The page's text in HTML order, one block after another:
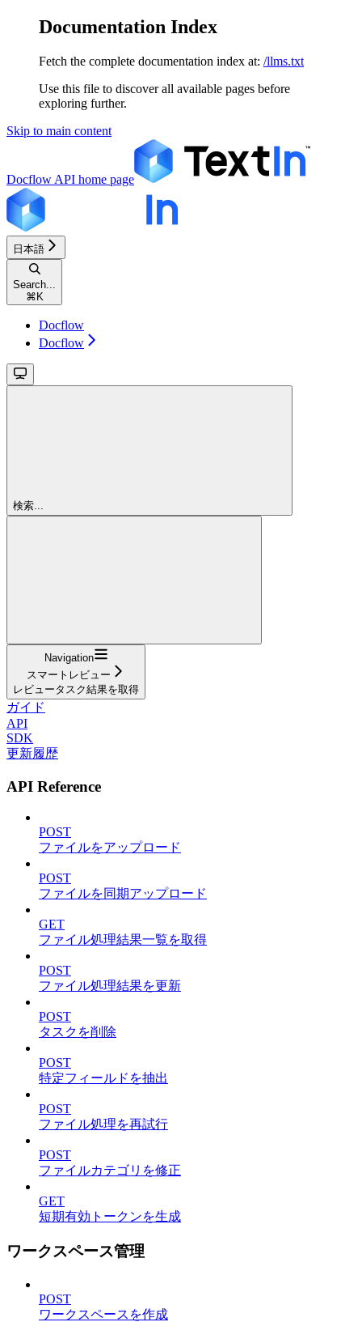
Documentation Index
Fetch the complete documentation index at: /llms.txt
Use this file to discover all available pages before
exploring further.
Skip to main content
Docflow API home page
日本語
Search...
⌘ K
Docflow
Docflow
検索...
Navigation
スマートレビュー
レビュータスク結果を取得
ガイド
API
SDK
更新履歴
API Reference
POST
ファイルをアップロード
POST
ファイルを同期アップロード
GET
ファイル処理結果一覧を取得
POST
ファイル処理結果を更新
POST
タスクを削除
POST
特定フィールドを抽出
POST
ファイル処理を再試行
POST
ファイルカテゴリを修正
GET
短期有効トークンを生成
ワークスペース管理
POST
ワークスペースを作成